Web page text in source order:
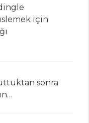
için
sonra